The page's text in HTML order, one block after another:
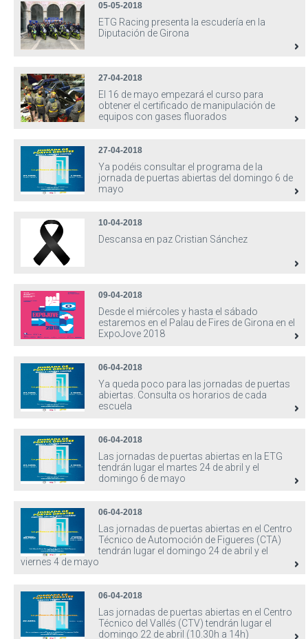
05-05-2018
ETG Racing presenta la escudería en la
Diputación de Girona
27-04-2018
El 16 de mayo empezará el curso para
obtener el certificado de manipulación de
equipos con gases fluorados
27-04-2018
Ya podéis consultar el programa de la
jornada de puertas abiertas del domingo 6 de
mayo
10-04-2018
Descansa en paz Cristian Sánchez
09-04-2018
Desde el miércoles y hasta el sábado
estaremos en el Palau de Fires de Girona en el
ExpoJove 2018
06-04-2018
Ya queda poco para las jornadas de puertas
abiertas. Consulta os horarios de cada
escuela
06-04-2018
Las jornadas de puertas abiertas en la ETG
tendrán lugar el martes 24 de abril y el
domingo 6 de mayo
06-04-2018
Las jornadas de puertas abiertas en el Centro
Técnico de Automoción de Figueres (CTA)
tendrán lugar el domingo 24 de abril y el
viernes 4 de mayo
06-04-2018
Las jornadas de puertas abiertas en el Centro
Técnico del Vallés (CTV) tendrán lugar el
domingo 22 de abril (10.30h a 14h)